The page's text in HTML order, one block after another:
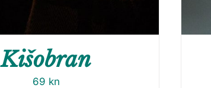
Kišobran
69 kn